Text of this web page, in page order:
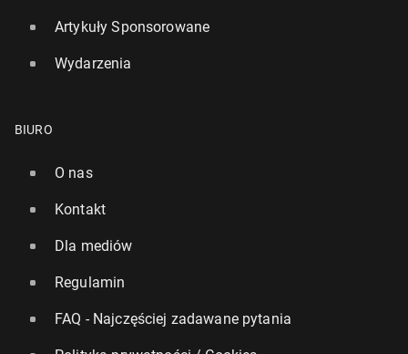
Artykuły Sponsorowane
Wydarzenia
BIURO
O nas
Kontakt
Dla mediów
Regulamin
FAQ - Najczęściej zadawane pytania